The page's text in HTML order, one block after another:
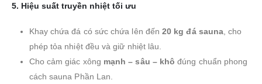
5. Hiệu suất truyền nhiệt tối ưu
Khay chứa đá có sức chứa lên đến20 kg đá sauna , cho
phép tỏa nhiệt đều và giữ nhiệt lâu.
Cho cảm giác xông mạnh – sâu – khô đúng chuẩn phong
cách sauna Phần Lan.